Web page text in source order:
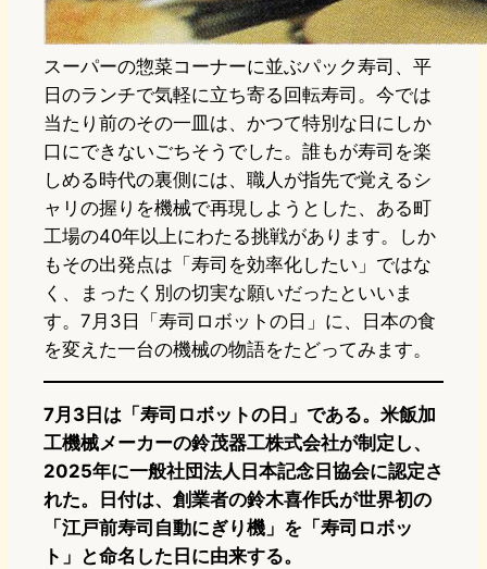
スーパーの惣菜コーナーに並ぶパック寿司、平
日のランチで気軽に立ち寄る回転寿司。今では
当たり前のその一皿は、かつて特別な日にしか
口にできないごちそうでした。誰もが寿司を楽
しめる時代の裏側には、職人が指先で覚えるシ
ャリの握りを機械で再現しようとした、ある町
工場の40年以上にわたる挑戦があります。しか
もその出発点は「寿司を効率化したい」ではな
く、まったく別の切実な願いだったといいま
す。7月3日「寿司ロボットの日」に、日本の食
を変えた一台の機械の物語をたどってみます。
7月3日は「寿司ロボットの日」である。米飯加
工機械メーカーの鈴茂器工株式会社が制定し、
2025年に一般社団法人日本記念日協会に認定さ
れた。日付は、創業者の鈴木喜作氏が世界初の
「江戸前寿司自動にぎり機」を「寿司ロボッ
ト」と命名した日に由来する。